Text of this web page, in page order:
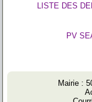
LISTE DES
PV
Mairie :